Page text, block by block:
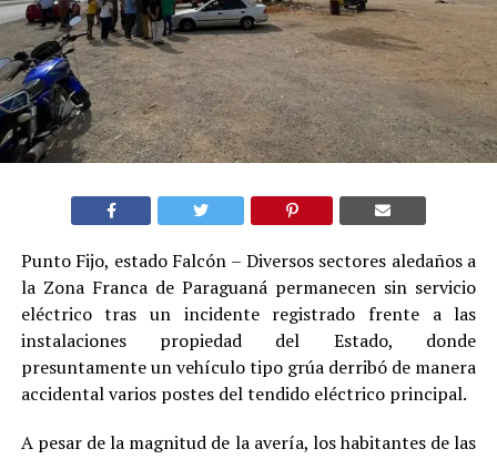
Punto Fijo, estado Falcón – Diversos sectores aledaños a
la Zona Franca de Paraguaná permanecen sin servicio
eléctrico tras un incidente registrado frente a las
instalaciones propiedad del Estado, donde
presuntamente un vehículo tipo grúa derribó de manera
accidental varios postes del tendido eléctrico principal.
A pesar de la magnitud de la avería, los habitantes de las